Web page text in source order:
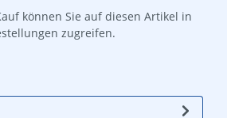
können Sie auf diesen Artikel in
zugreifen.